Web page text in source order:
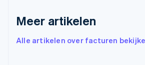
Meer artikelen
Alle artikelen over facturen
Hongarije
Hongkong SAR, China